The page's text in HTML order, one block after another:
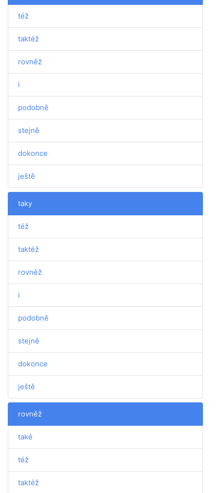
též
taktéž
rovněž
i
podobně
stejně
dokonce
ještě
taky
též
taktéž
rovněž
i
podobně
stejně
dokonce
ještě
rovněž
také
též
taktéž